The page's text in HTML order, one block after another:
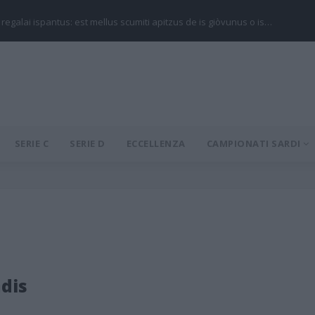
regalai ispantus: est mellus scumiti apitzus de is giòvunus o is…
SERIE C SERIE D ECCELLENZA CAMPIONATI SARDI